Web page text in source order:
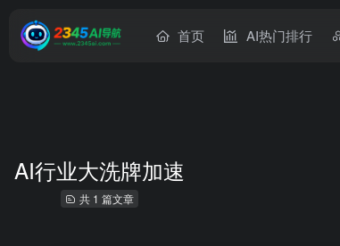
首页 AI热门排行
AI行业大洗牌加速
共 1 篇文章